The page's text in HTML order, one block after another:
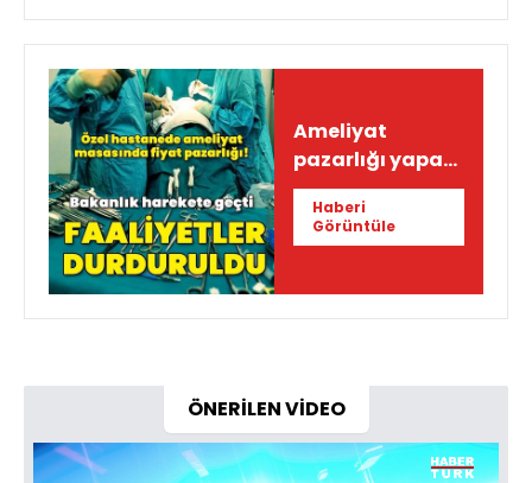
Ameliyat
pazarlığı yapan
birime
durdurma
Haberi
Görüntüle
ÖNERİLEN VİDEO